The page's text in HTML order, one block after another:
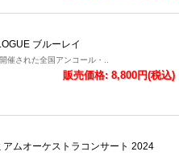
ブルーレイ
催された全国アンコール・..
販売価格: 8,800円(税込)
ムオーケストラコンサート 2024